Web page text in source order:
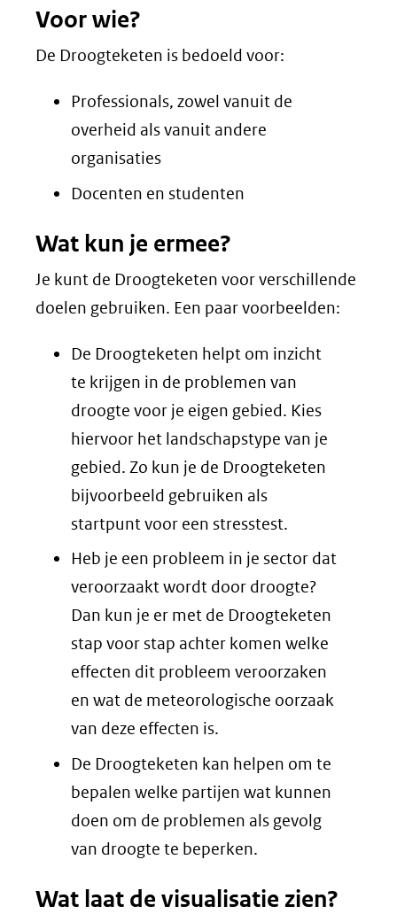
Voor wie?
De Droogteketen is bedoeld voor:
Professionals, zowel vanuit de
overheid als vanuit andere
organisaties
Docenten en studenten
Wat kun je ermee?
Je kunt de Droogteketen voor verschillende
doelen gebruiken. Een paar voorbeelden:
De Droogteketen helpt om inzicht
te krijgen in de problemen van
droogte voor je eigen gebied. Kies
hiervoor het landschapstype van je
gebied. Zo kun je de Droogteketen
bijvoorbeeld gebruiken als
startpunt voor een stresstest.
Heb je een probleem in je sector dat
veroorzaakt wordt door droogte?
Dan kun je er met de Droogteketen
stap voor stap achter komen welke
effecten dit probleem veroorzaken
en wat de meteorologische oorzaak
van deze effecten is.
De Droogteketen kan helpen om te
bepalen welke partijen wat kunnen
doen om de problemen als gevolg
van droogte te beperken.
Wat laat de visualisatie zien?